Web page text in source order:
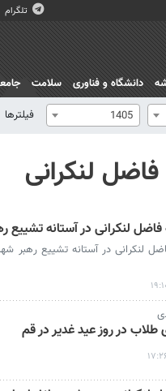
تلگرام
دانشگاه و فناوری سلامت
1405 فیلترها
لنکرانی
فاضل لنکرانی در آستانه تشییع
لنکرانی در آستانه تشییع رهبر
طلاب در روز عید غدیر در قم